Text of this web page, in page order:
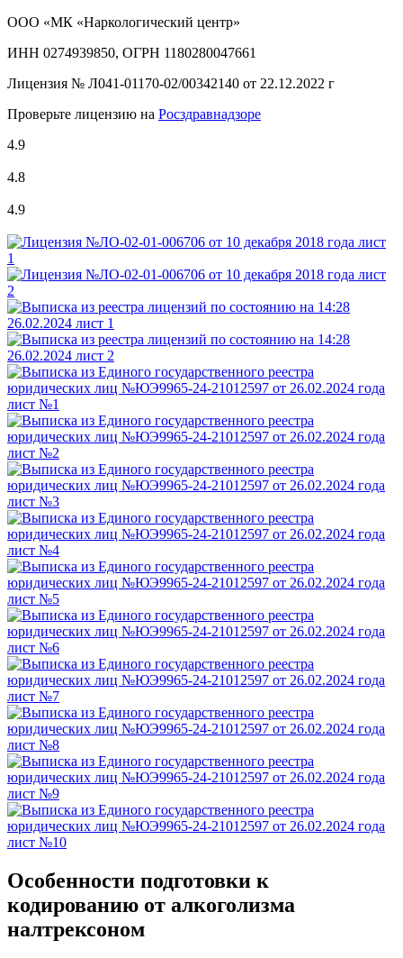
ООО «МК «Наркологический центр»
ИНН 0274939850, ОГРН 1180280047661
Лицензия № Л041-01170-02/00342140 от 22.12.2022 г
Проверьте лицензию на Росздравнадзоре
4.9
4.8
4.9
Особенности подготовки к
кодированию от алкоголизма
налтрексоном